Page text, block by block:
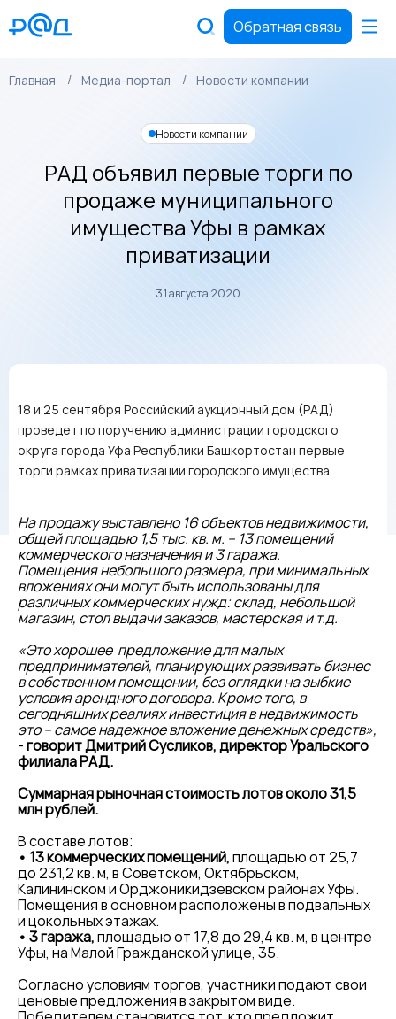
Обратная связь
Главная Медиа-портал Новости компании
Новости компании
РАД объявил первые торги по
продаже муниципального
имущества Уфы в рамках
приватизации
31 августа 2020
18 и 25 сентября Российский аукционный дом (РАД)
проведет по поручению администрации городского
округа города Уфа Республики Башкортостан первые
торги рамках приватизации городского имущества.
На продажу выставлено 16 объектов недвижимости,
общей площадью 1,5 тыс. кв. м. – 13 помещений
коммерческого назначения и 3 гаража.
Помещения небольшого размера, при минимальных
вложениях они могут быть использованы для
различных коммерческих нужд: склад, небольшой
магазин, стол выдачи заказов, мастерская и т.д.
«Это хорошее предложение для малых
предпринимателей, планирующих развивать бизнес
в собственном помещении, без оглядки на зыбкие
условия арендного договора. Кроме того, в
сегодняшних реалиях инвестиция в недвижимость
это – самое надежное вложение денежных средств»,
-говорит Дмитрий Сусликов, директор Уральского
филиала РАД.
Суммарная рыночная стоимость лотов около 31,5
млн рублей.
В составе лотов:
• 13 коммерческих помещений,площадью от 25,7
до 231,2 кв. м, в Советском, Октябрьском,
Калининском и Орджоникидзевском районах Уфы.
Помещения в основном расположены в подвальных
и цокольных этажах.
• 3 гаража,площадью от 17,8 до 29,4 кв. м, в центре
Уфы, на Малой Гражданской улице, 35.
Согласно условиям торгов, участники подают свои
ценовые предложения в закрытом виде.